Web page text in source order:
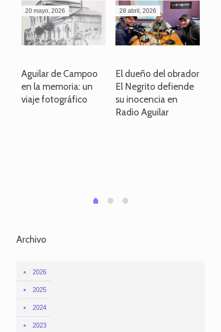
20 mayo, 2026
Aguilar de Campoo
en la memoria: un
viaje fotográfico
28 abril, 2026
El dueño del obrador
El Negrito defiende
su inocencia en
Radio Aguilar
0 1 2
Archivo
2026
2025
2024
2023